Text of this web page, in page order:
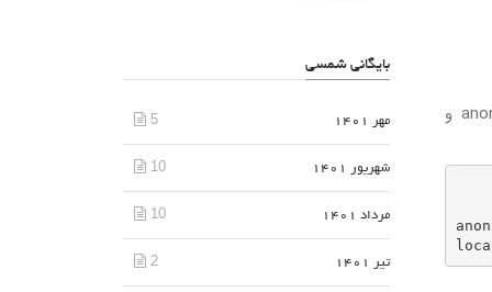
در اینجا، تنها به کاربران محلی اجازه دسترسی به سرور FTP را خواهیم داد. بدین منظور باید، دستورات anonymous_enable و
بایگانی شمسی
مهر 1401 5
شهریور 1401 10
مرداد 1401 10
تیر 1401 2